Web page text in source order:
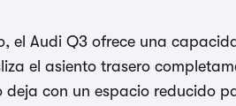
el Audi Q3 ofrece una
el asiento trasero
deja con un espacio reducido